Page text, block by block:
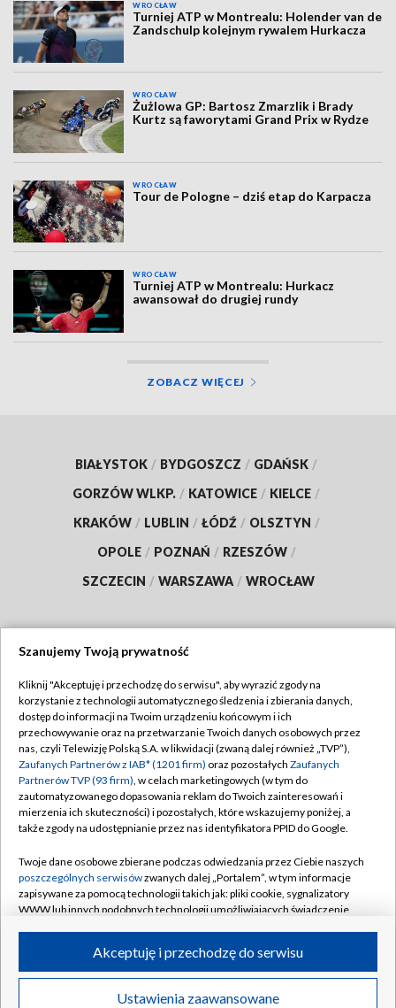
WROCŁAW
Turniej ATP w Montrealu: Holender van de
Zandschulp kolejnym rywalem Hurkacza
WROCŁAW
Żużlowa GP: Bartosz Zmarzlik i Brady
Kurtz są faworytami Grand Prix w Rydze
WROCŁAW
Tour de Pologne – dziś etap do Karpacza
WROCŁAW
Turniej ATP w Montrealu: Hurkacz
awansował do drugiej rundy
ZOBACZ WIĘCEJ
BIAŁYSTOK / BYDGOSZCZ / GDAŃSK /
GORZÓW WLKP. / KATOWICE / KIELCE /
KRAKÓW / LUBLIN / ŁÓDŹ / OLSZTYN /
OPOLE / POZNAŃ / RZESZÓW /
SZCZECIN / WARSZAWA / WROCŁAW
TVP
Abonament TVP
Emisja w TVP
Centrum informacji TVP
Naziemna Telewizja Cyfrowa
Rada Programowa
System NOS
Informacje o nadawcy
Program dla prasy
Regulamin TVP
Polityka prywatności
Moje zgody
Pomoc
Kontakt
Kanały
©2026 Telewizja Polska S.A. w likwidacji
Szanujemy Twoją prywatność
Kliknij "Akceptuję i przechodzę do serwisu", aby wyrazić zgody na
korzystanie z technologii automatycznego śledzenia i zbierania danych,
dostęp do informacji na Twoim urządzeniu końcowym i ich
przechowywanie oraz na przetwarzanie Twoich danych osobowych przez
nas, czyli Telewizję Polską S.A. w likwidacji (zwaną dalej również „TVP”),
Zaufanych Partnerów z IAB* (1201 firm) oraz pozostałych Zaufanych
Partnerów TVP (93 firm), w celach marketingowych (w tym do
zautomatyzowanego dopasowania reklam do Twoich zainteresowań i
mierzenia ich skuteczności) i pozostałych, które wskazujemy poniżej, a
także zgody na udostępnianie przez nas identyfikatora PPID do Google.
Twoje dane osobowe zbierane podczas odwiedzania przez Ciebie naszych
poszczególnych serwisówzwanych dalej „Portalem”, w tym informacje
zapisywane za pomocą technologii takich jak: pliki cookie, sygnalizatory
WWW lub innych podobnych technologii umożliwiających świadczenie
ruchu w Internecie.
Twoje dane osobowe zbierane podczas odwiedzania przez Ciebie
Ustawienia zaawansowane
Akceptuję i przechodzę do serwisu